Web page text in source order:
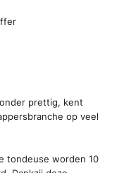
prettig, kent
op veel
tondeuse worden 10